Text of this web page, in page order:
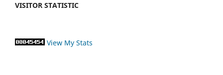
VISITOR STATISTIC
View My Stats